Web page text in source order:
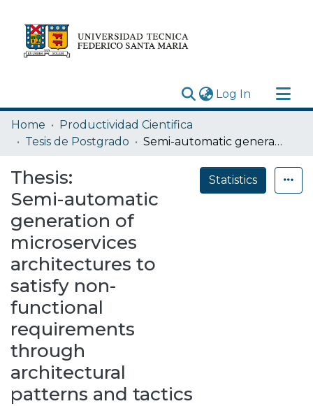
Log In (current)
Research Outputs
Statistics
Depósito
Home
Productividad Cientifica
Tesis de Postgrado
Semi-automatic generation of microservices architectures to satisfy non-functional requirements through architectural patterns and tactics
Thesis:
Semi-automatic
generation of
microservices
architectures to
satisfy non-
functional
requirements
through
architectural
patterns and tactics
Statistics